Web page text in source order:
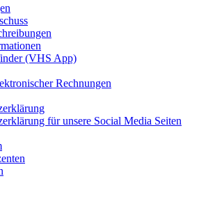
(VHS App)
Rechnungen
für unsere Social Media Seiten